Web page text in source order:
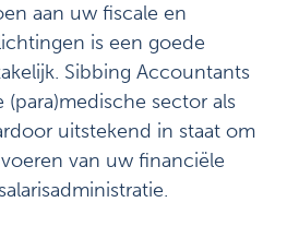
aan uw fiscale en
is een goede
Sibbing Accountants
sector als
uitstekend in staat om
van uw financiële